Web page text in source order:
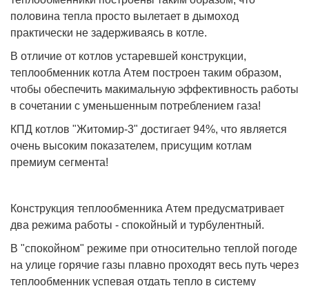
половина тепла просто вылетает в дымоход
практически не задерживаясь в котле.
В отличие от котлов устаревшей конструкции,
теплообменник котла Атем построен таким образом,
чтобы обеспечить макимальную эффективность работы
в сочетании с уменьшенным потреблением газа!
КПД котлов "Житомир-3" достигает 94%, что является
очень высоким показателем, присущим котлам
премиум сегмента!
Конструкция теплообменника Атем предусматривает
два режима работы - спокойный и турбулентный.
В "спокойном" режиме при относительно теплой погоде
на улице горячие газы плавно проходят весь путь через
теплообменник успевая отдать тепло в систему